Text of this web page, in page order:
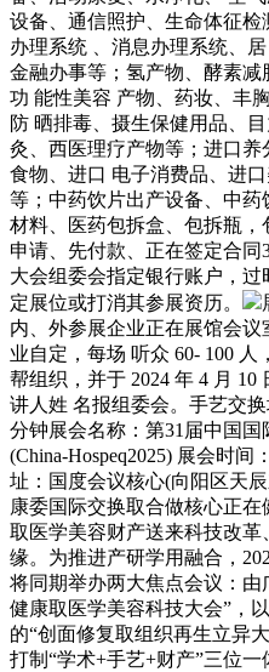
设备、通信照护、生命体征
办理系统 、消息办理系统、
金融办事等；氢产物、酵素减
功 能性美容 产物、药妆、丰
防 晒排毒、摄生保健用品、
灸、西医理疗产物等；进口
食物、进口 电子消费品、进
等；中药饮片出产设备、中
材料、医药包拆盒、包拆瓶
申请、先付款、正在签定合
大会组委会指定银行账户，
定展位或打消其参展资历。
内、外参展企业正在展馆会
业自定，每场 听众 60- 100
帮组织，并于 2024 年 4 月
讲人姓 名报组委会。手艺交
分钟展会名称：第31届中国
(China-Hospeq2025) 展会时间
址：国度会议核心(向阳区天
康委国际交换取合做核心正
取医学美容财产送来科技改
缘。为推进产研学用融合，
将同期举办两大焦点会议：
健康取医学美容科技大会”，
的“创面修复取组织再生立异
打制“学术+手艺+财产”三位